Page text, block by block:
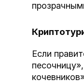
Если